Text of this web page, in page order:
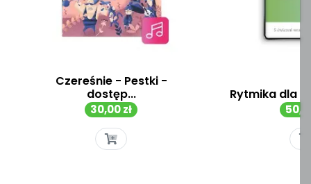
Czereśnie - Pestki -
dostęp...
Cena
30,00 zł
Rytmika dla